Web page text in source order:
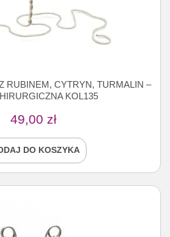
RUBINEM, CYTRYN, TURMALIN –
KOL135
49,00 zł
DO KOSZYKA